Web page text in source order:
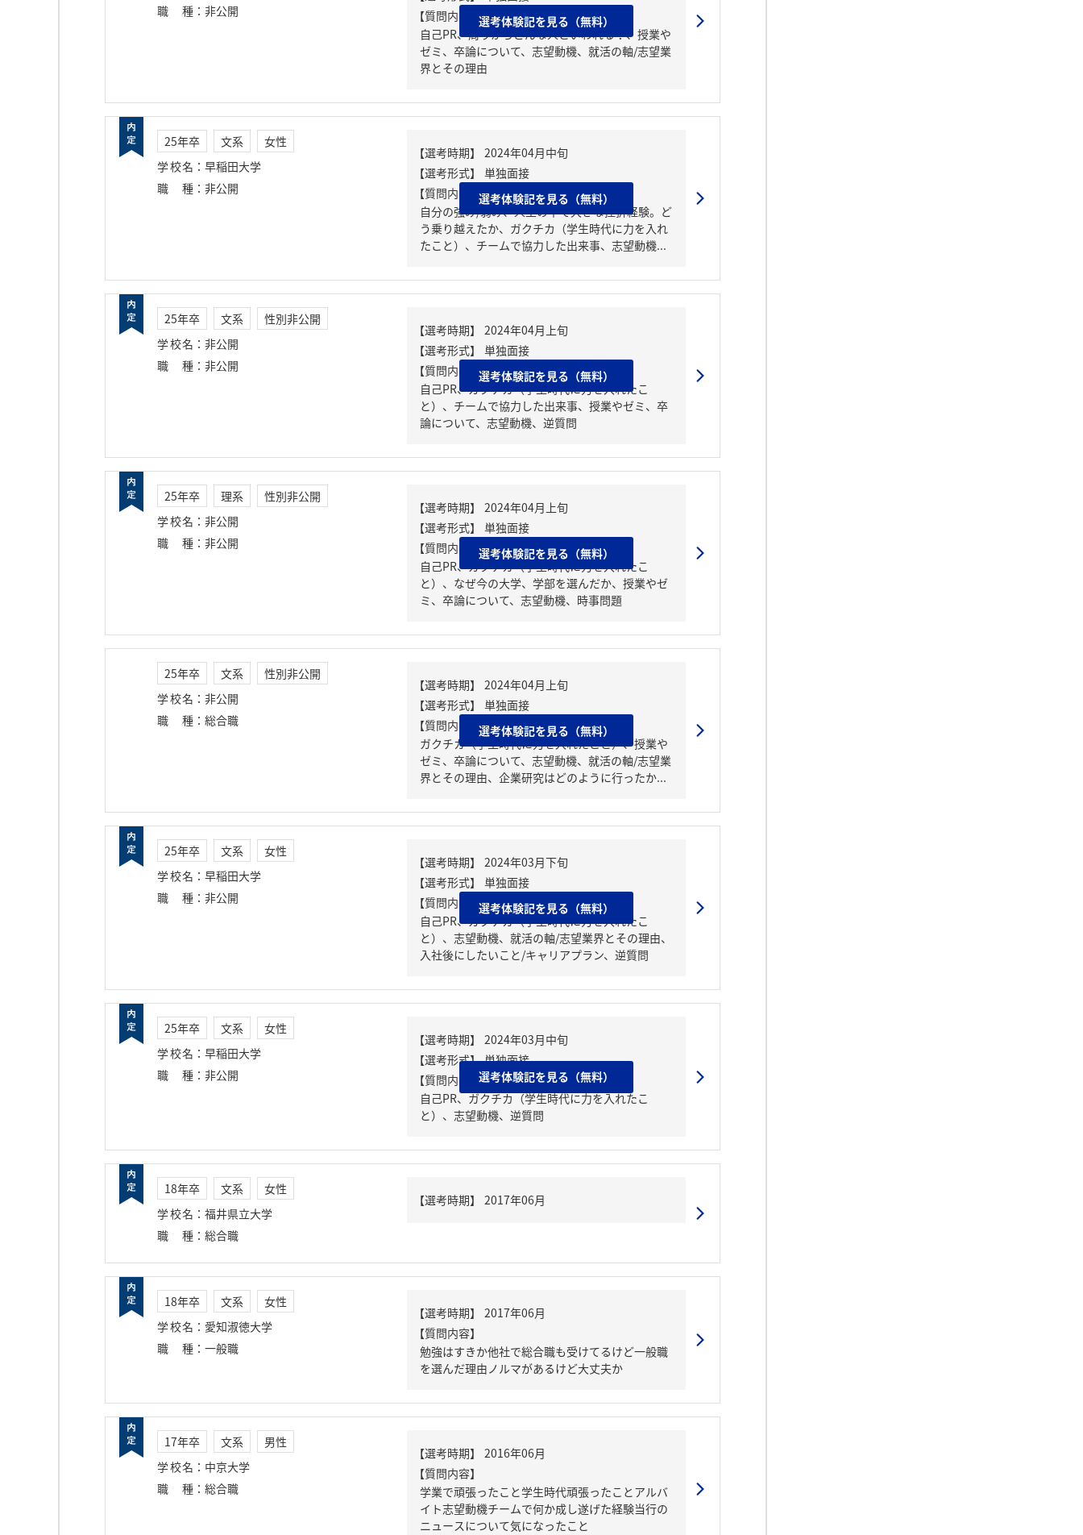
職種 ： 非公開
【質問内容・課題】
自己PR、周りからどんな人といわれる？、授業や
ゼミ、卒論について、志望動機、就活の軸/志望業
界とその理由
選考体験記を見る（無料）
25年卒 文系
女性
学校名 ： 早稲田大学
職種 ： 非公開
【質問内容・課題】
自分の強み/弱み、人生の中で大きな挫折経験。ど
う乗り越えたか、ガクチカ（学生時代に力を入れ
たこと）、チームで協力した出来事、志望動機...
選考体験記を見る（無料）
25年卒 文系
性別非公開
学校名 ： 非公開
職種 ： 非公開
【質問内容・課題】
自己PR、ガクチカ（学生時代に力を入れたこ
と）、チームで協力した出来事、授業やゼミ、卒
論について、志望動機、逆質問
選考体験記を見る（無料）
25年卒 理系
性別非公開
学校名 ： 非公開
職種 ： 非公開
【質問内容・課題】
自己PR、ガクチカ（学生時代に力を入れたこ
と）、なぜ今の大学、学部を選んだか、授業やゼ
ミ、卒論について、志望動機、時事問題
選考体験記を見る（無料）
25年卒 文系
性別非公開
学校名 ： 非公開
職種 ： 総合職
【質問内容・課題】
ガクチカ（学生時代に力を入れたこと）、授業や
ゼミ、卒論について、志望動機、就活の軸/志望業
界とその理由、企業研究はどのように行ったか...
選考体験記を見る（無料）
25年卒 文系
女性
学校名 ： 早稲田大学
職種 ： 非公開
【質問内容・課題】
自己PR、ガクチカ（学生時代に力を入れたこ
と）、志望動機、就活の軸/志望業界とその理由、
入社後にしたいこと/キャリアプラン、逆質問
選考体験記を見る（無料）
25年卒 文系
女性
学校名 ： 早稲田大学
職種 ： 非公開
【質問内容・課題】
自己PR、ガクチカ（学生時代に力を入れたこ
と）、志望動機、逆質問
選考体験記を見る（無料）
18年卒 文系
女性
学校名 ： 福井県立大学
職種 ： 総合職
18年卒 文系
女性
学校名 ： 愛知淑徳大学
職種 ： 一般職
【質問内容】
勉強はすきか他社で総合職も受けてるけど一般職
を選んだ理由ノルマがあるけど大丈夫か
17年卒 文系
男性
学校名 ： 中京大学
職種 ： 総合職
【質問内容】
学業で頑張ったこと学生時代頑張ったことアルバ
イト志望動機チームで何か成し遂げた経験当行の
ニュースについて気になったこと